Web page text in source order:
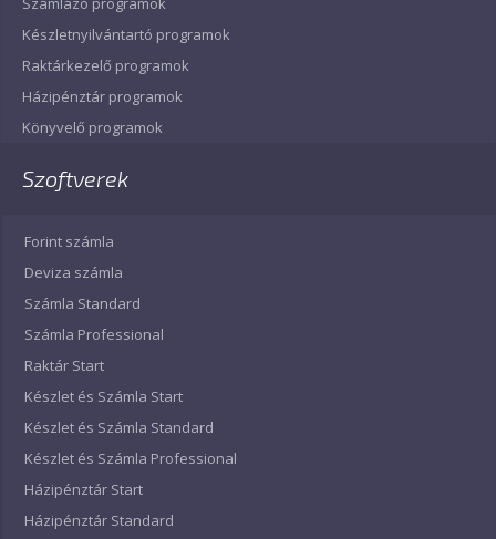
Készletnyilvántartó programok
Raktárkezelő programok
Házipénztár programok
Könyvelő programok
Szoftverek
Forint számla
Deviza számla
Számla Standard
Számla Professional
Raktár Start
Készlet és Számla Start
Készlet és Számla Standard
Készlet és Számla Professional
Házipénztár Start
Házipénztár Standard